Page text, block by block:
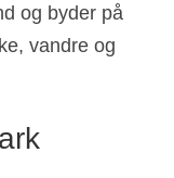
og byder på
vandre og